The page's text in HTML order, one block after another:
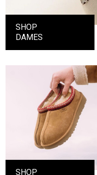
SHOP
DAMES
SHOP